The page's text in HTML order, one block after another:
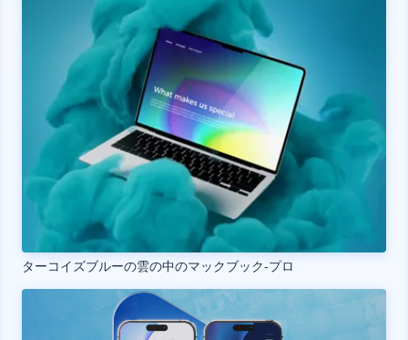
ターコイズブルーの雲の中のマックブック‐プロ